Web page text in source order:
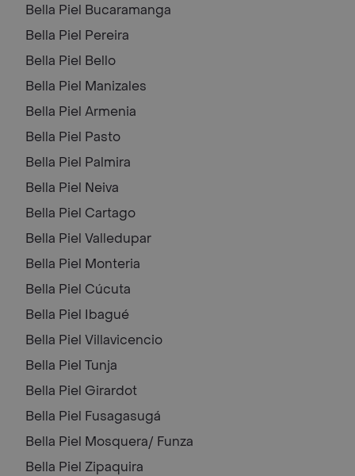
Bella Piel Bucaramanga
Bella Piel Pereira
Bella Piel Bello
Bella Piel Manizales
Bella Piel Armenia
Bella Piel Pasto
Bella Piel Palmira
Bella Piel Neiva
Bella Piel Cartago
Bella Piel Valledupar
Bella Piel Monteria
Bella Piel Cúcuta
Bella Piel Ibagué
Bella Piel Villavicencio
Bella Piel Tunja
Bella Piel Girardot
Bella Piel Fusagasugá
Bella Piel Mosquera/ Funza
Bella Piel Zipaquira